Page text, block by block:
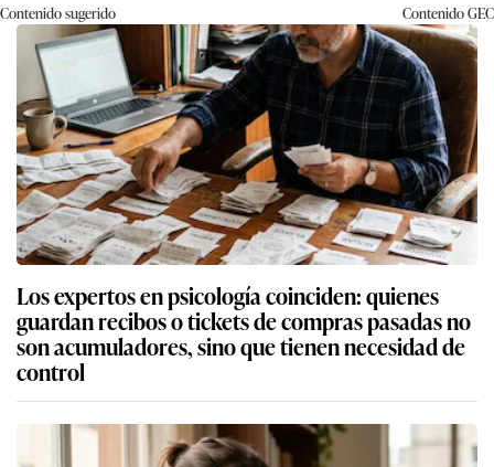
Contenido sugerido ContenidoGEC
Los expertos en psicología coinciden: quienes
guardan recibos o tickets de compras pasadas no
son acumuladores, sino que tienen necesidad de
control